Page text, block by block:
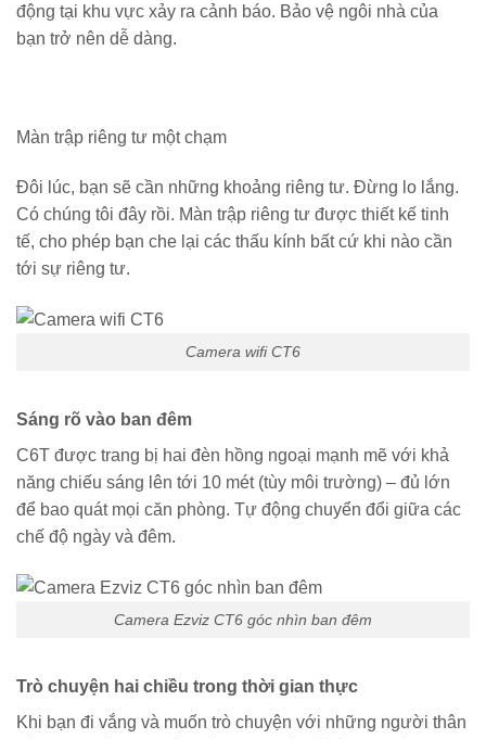
động tại khu vực xảy ra cảnh báo. Bảo vệ ngôi nhà của
bạn trở nên dễ dàng.
Màn trập riêng tư một chạm
Đôi lúc, bạn sẽ cần những khoảng riêng tư. Đừng lo lắng.
Có chúng tôi đây rồi. Màn trập riêng tư được thiết kế tinh
tế, cho phép bạn che lại các thấu kính bất cứ khi nào cần
tới sự riêng tư.
Camera wifi CT6
Sáng rõ vào ban đêm
C6T được trang bị hai đèn hồng ngoại mạnh mẽ với khả
năng chiếu sáng lên tới 10 mét (tùy môi trường) – đủ lớn
để bao quát mọi căn phòng. Tự động chuyển đổi giữa các
chế độ ngày và đêm.
Camera Ezviz CT6 góc nhìn ban đêm
Trò chuyện hai chiều trong thời gian thực
Khi bạn đi vắng và muốn trò chuyện với những người thân